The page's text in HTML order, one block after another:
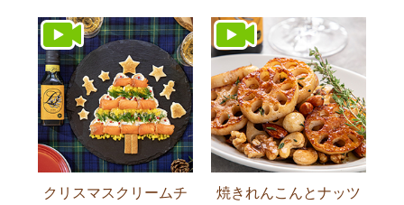
クリスマスクリームチ
焼きれんこんとナッツ